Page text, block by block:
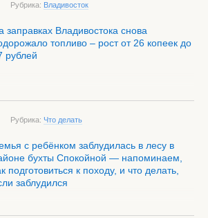
Рубрика: Владивосток
заправках Владивостока снова
топливо – рост от 26 копеек до
рублей
Рубрика: Что делать
с ребёнком заблудилась в лесу в
бухты Спокойной — напоминаем,
подготовиться к походу, и что делать,
заблудился